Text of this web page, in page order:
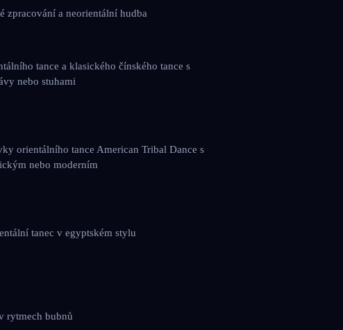
zpracování a neorientální hudba
tance a klasického čínského tance s
nebo stuhami
orientálního tance American Tribal Dance s
nebo moderním
tanec v egyptském stylu
rytmech bubnů